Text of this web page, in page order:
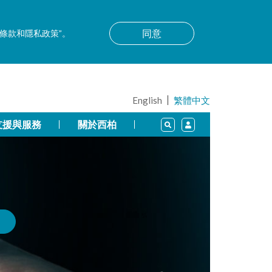
和隱私政策”。 同意
English 繁體中文
援與服務 關於西柏